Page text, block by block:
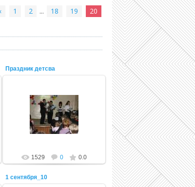
1 2 ... 18 19 20
Праздник детсва
22.11.2011
Admin
1529 0 0.0
1 сентября_10